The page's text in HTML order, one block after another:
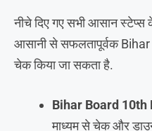
नीचे दिए गए सभी आसान स्टेप्स
आसानी से सफलतापूर्वक
चेक किया जा सकता है.
Bihar Board 10th
माध्यम से चेक और